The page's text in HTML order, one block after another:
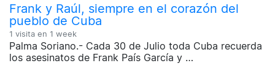
Frank y Raúl, siempre en el corazón del
pueblo de Cuba
1 visita en 1 week
Palma Soriano.- Cada 30 de Julio toda Cuba recuerda
los asesinatos de Frank País García y …